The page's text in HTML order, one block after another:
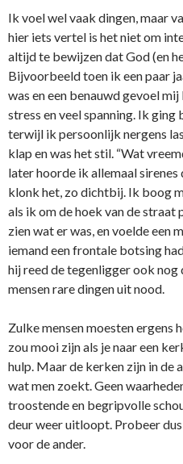
Ik voel wel vaak dingen, maar
hier iets vertel is het niet om
altijd te bewijzen dat God (en
Bijvoorbeeld toen ik een paar
was en een benauwd gevoel
stress en veel spanning. Ik ging
terwijl ik persoonlijk nergens
klap en was het stil. “Wat
later hoorde ik allemaal
klonk het, zo dichtbij. Ik boog
als ik om de hoek van de
zien wat er was, en voelde een
iemand een frontale botsing
hij reed de tegenligger ook nog
mensen rare dingen uit nood.
Zulke mensen moesten ergens
zou mooi zijn als je naar een
hulp. Maar de kerken zijn in de
wat men zoekt. Geen
troostende en begripvolle
deur weer uitloopt. Probeer
voor de ander.